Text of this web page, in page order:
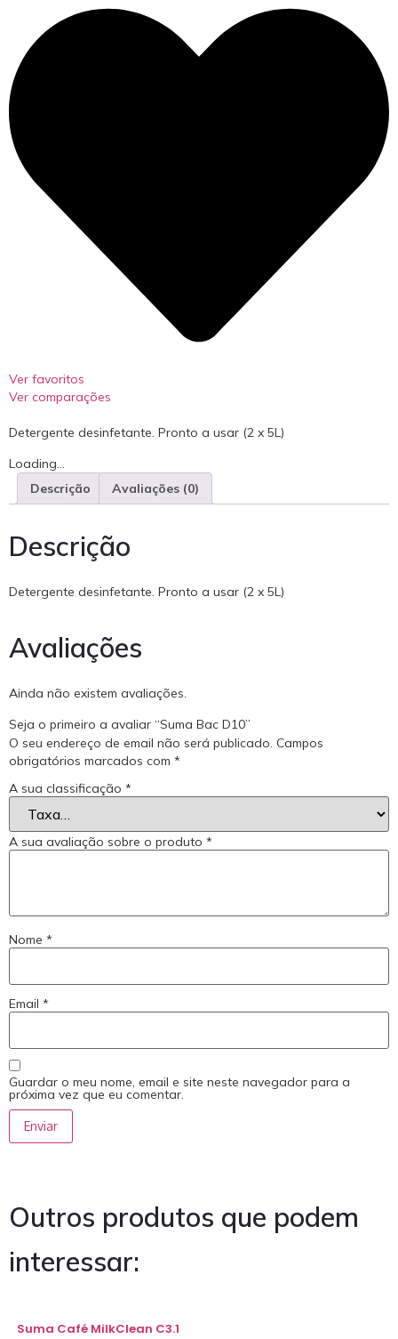
Ver favoritos
Ver comparações
Detergente desinfetante. Pronto a usar (2 x 5L)
Loading...
Descrição
Avaliações (0)
Descrição
Detergente desinfetante. Pronto a usar (2 x 5L)
Avaliações
Ainda não existem avaliações.
Seja o primeiro a avaliar “Suma Bac D10”
O seu endereço de email não será publicado. Campos
obrigatórios marcados com *
A sua classificação *
A sua avaliação sobre o produto *
Nome *
Email *
Guardar o meu nome, email e site neste navegador para a
próxima vez que eu comentar.
Outros produtos que podem
interessar:
Suma Café MilkClean C3.1